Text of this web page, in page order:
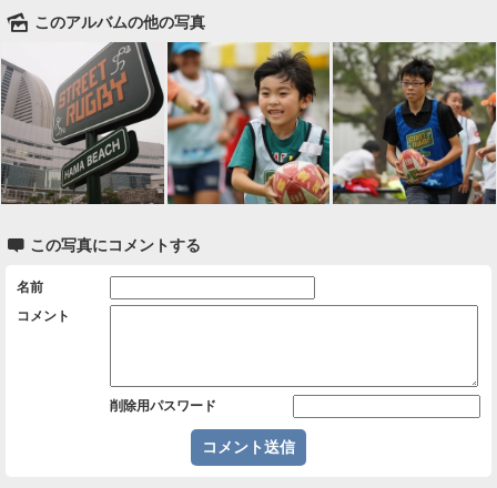
🌄 このアルバムの他の写真
 この写真にコメントする
名前
コメント
削除用パスワード